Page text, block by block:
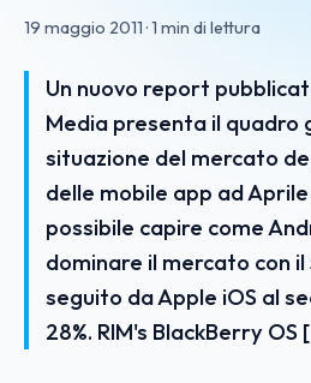
19 maggio 2011 ·1 min di lettura
Un nuovo report
Media presenta il quadro
situazione del mercato
delle mobile app ad
possibile capire come
dominare il mercato con il
seguito da Apple iOS al
28%. RIM's BlackBerry OS